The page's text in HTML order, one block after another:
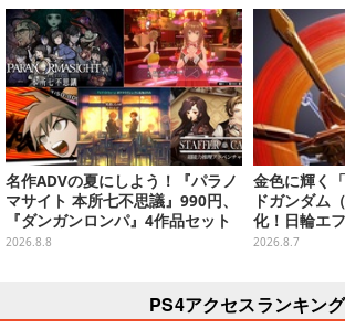
名作ADVの夏にしよう！『パラノ
マサイト 本所七不思議』990円、
『ダンガンロンパ』4作品セット
で3,060円、“お紳士”な恋愛ADV
2026.8.8
金色に輝く
ドガンダム
化！日輪エ
刷新した豪華
2026.8.7
PS4アクセスランキング